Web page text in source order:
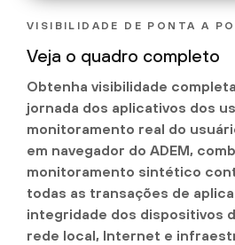
VISIBILIDADE DE PONTA A
Veja o quadro completo
Obtenha visibilidade
jornada dos aplicativos dos
monitoramento real do
em navegador do ADEM,
monitoramento sintético
todas as transações de
integridade dos dispositivos
rede local, Internet e